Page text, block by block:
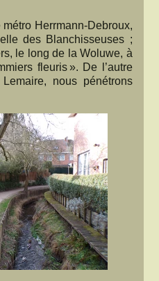
Herrmann-Debroux,
des Blanchisseuses ;
le long de la Woluwe, à
fleuris ». De l’autre
nous pénétrons